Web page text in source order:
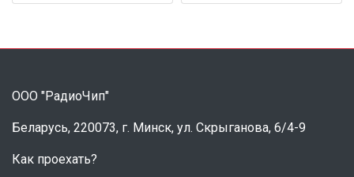
ООО "РадиоЧип"
Беларусь, 220073, г. Минск, ул. Скрыганова, 6/4-9
Как проехать?